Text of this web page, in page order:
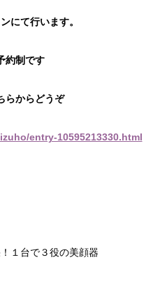
にて行います。
約制です
らからどうぞ
entry-10595213330.html
１台で３役の美顔器